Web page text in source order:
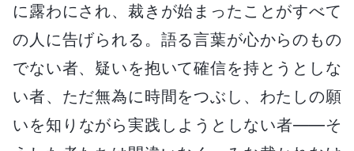
に露わにされ、裁きが始まったことがすべて
の人に告げられる。語る言葉が心からのもの
でない者、疑いを抱いて確信を持とうとしな
い者、ただ無為に時間をつぶし、わたしの願
いを知りながら実践しようとしない者――そ